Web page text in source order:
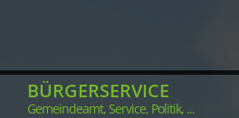
BÜRGERSERVICE
Gemeindeamt, Service, Politik, ...